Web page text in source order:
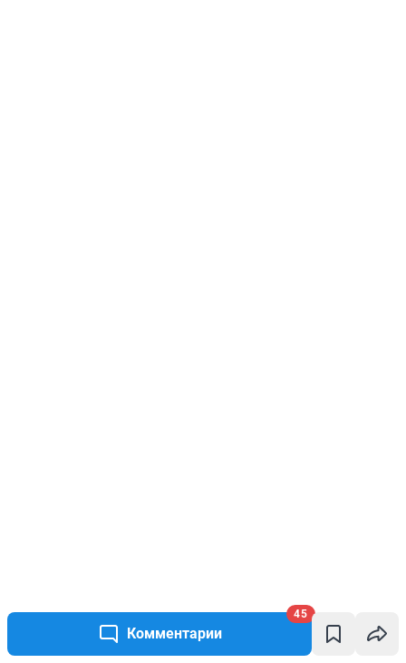
Комментарии
45